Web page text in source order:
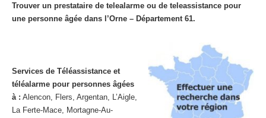
Trouver un prestataire de telealarme ou de teleassistance pour
une personne âgée dans l’Orne – Département 61.
Services de Téléassistance et
téléalarme pour personnes âgées
à : Alencon, Flers, Argentan, L’Aigle,
La Ferte-Mace, Mortagne-Au-